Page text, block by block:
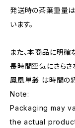
発送時の茶葉重量
います。
また、本商品に明確
長時間空気にさらさ
鳳凰単叢 は時間の
Note:
Packaging may
the actual